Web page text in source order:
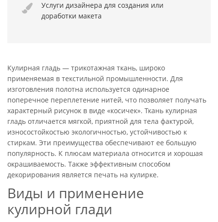
Услуги дизайнера для создания или
доработки макета
Кулирная гладь — трикотажная ткань, широко
применяемая в текстильной промышленности. Для
изготовления полотна используется одинарное
поперечное переплетение нитей, что позволяет получать
характерный рисунок в виде «косичек». Ткань кулирная
гладь отличается мягкой, приятной для тела фактурой,
износостойкостью экологичностью, устойчивостью к
стиркам. Эти преимущества обеспечивают ее большую
популярность. К плюсам материала относится и хорошая
окрашиваемость. Также эффективным способом
декорирования является печать на кулирке.
Виды и применение
кулирной глади